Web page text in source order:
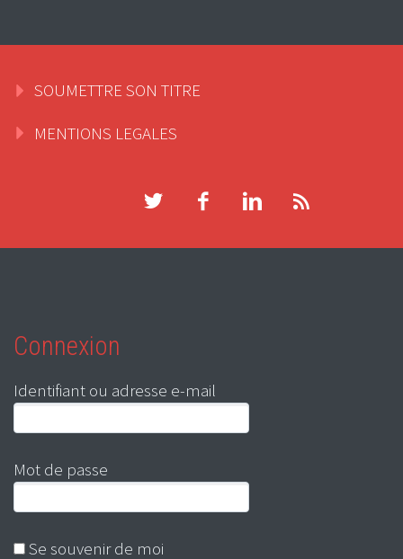
SOUMETTRE SON TITRE
MENTIONS LEGALES
Connexion
Identifiant ou adresse e-mail
Mot de passe
Se souvenir de moi